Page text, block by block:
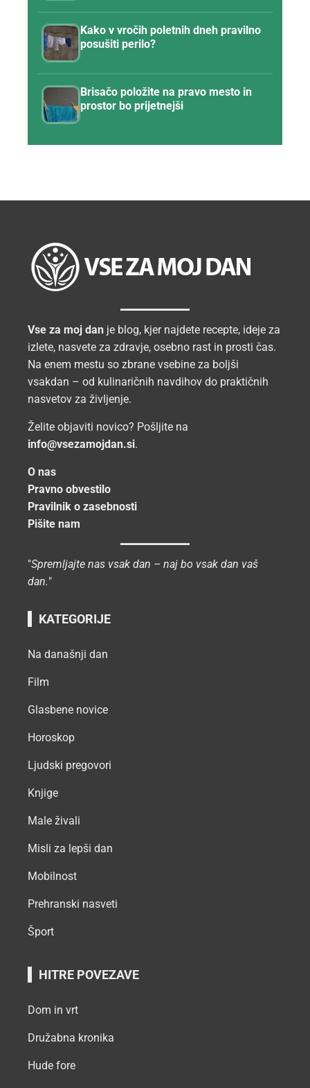
Kako v vročih poletnih dneh pravilno
posušiti perilo?
Brisačo položite na pravo mesto in
prostor bo prijetnejši
Vse za moj dan je blog, kjer najdete recepte, ideje za
izlete, nasvete za zdravje, osebno rast in prosti čas.
Na enem mestu so zbrane vsebine za boljši
vsakdan – od kulinaričnih navdihov do praktičnih
nasvetov za življenje.
Želite objaviti novico? Pošljite na
info@vsezamojdan.si.
O nas
Pravno obvestilo
Pravilnik o zasebnosti
Pišite nam
"Spremljajte nas vsak dan – naj bo vsak dan vaš
dan."
KATEGORIJE
Na današnji dan
Film
Glasbene novice
Horoskop
Ljudski pregovori
Knjige
Male živali
Misli za lepši dan
Mobilnost
Prehranski nasveti
Šport
HITRE POVEZAVE
Dom in vrt
Družabna kronika
Hude fore